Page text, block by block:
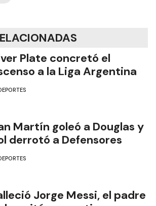
Plate concretó el
a la Liga Argentina
Martín goleó a Douglas y
derrotó a Defensores
Jorge Messi, el padre